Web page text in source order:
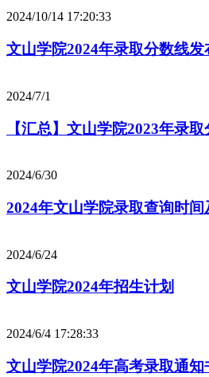
2024/10/14 17:20:33
文山学院2024年录取分数线
2024/7/1
【汇总】文山学院2023年录
2024/6/30
2024年文山学院录取查询时间
2024/6/24
文山学院2024年招生计划
2024/6/4 17:28:33
文山学院2024年高考录取通